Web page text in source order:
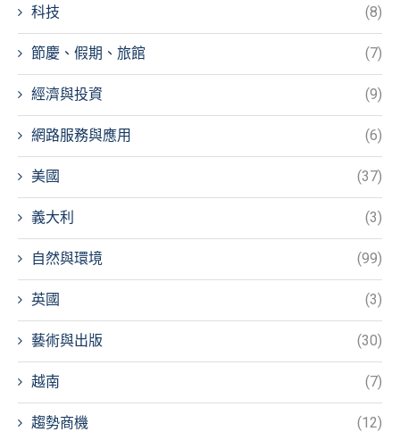
科技 (8)
節慶、假期、旅館 (7)
經濟與投資 (9)
網路服務與應用 (6)
美國 (37)
義大利 (3)
自然與環境 (99)
英國 (3)
藝術與出版 (30)
越南 (7)
趨勢商機 (12)